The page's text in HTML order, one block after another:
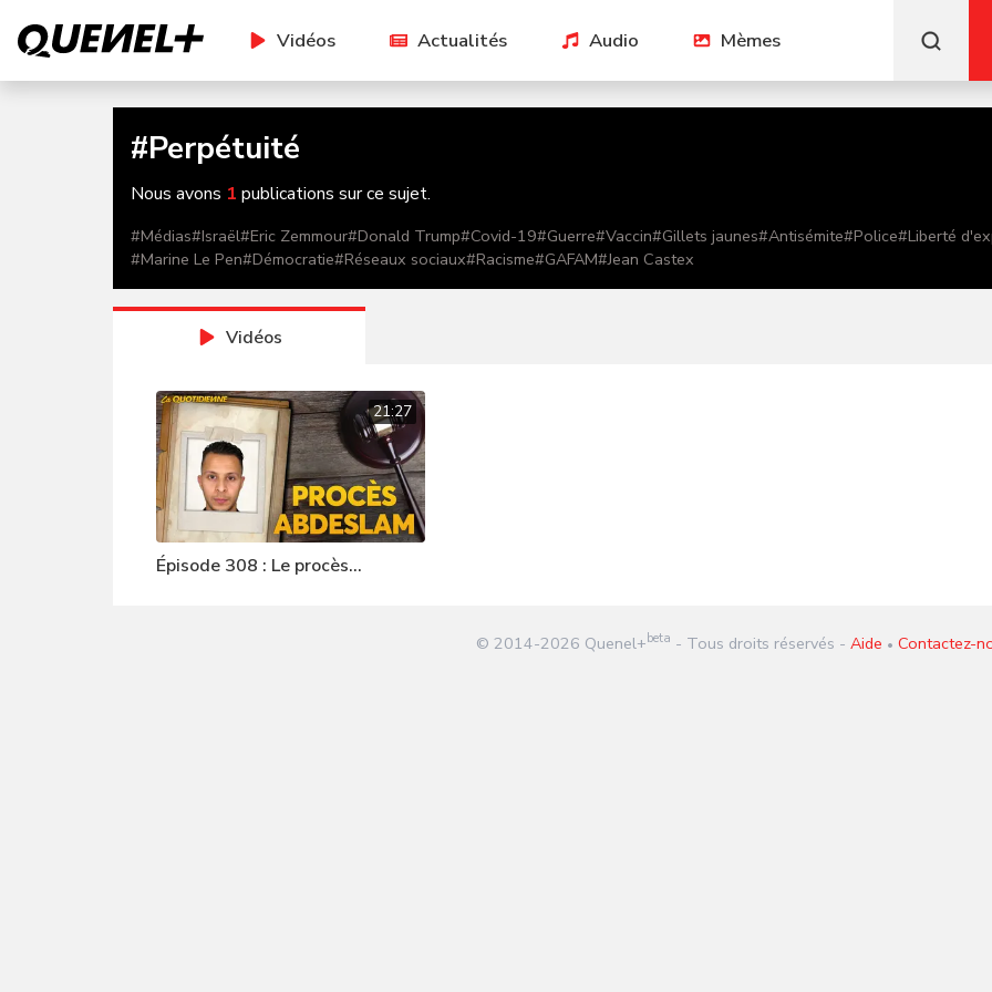
Vidéos Actualités Audio Mèmes
#Perpétuité
Nous avons 1 publications sur ce sujet.
#Médias#Israël#Eric Zemmour#Donald Trump#Covid-19#Guerre#Vaccin#Gillets jaunes#Antisémite#Police#Liberté
#Marine Le Pen#Démocratie#Réseaux sociaux#Racisme#GAFAM#Jean Castex
Vidéos
21:27
Épisode 308 : Le procès
© 2014-2026 Quenel+beta - Tous droits réservés - Aide • Contactez-